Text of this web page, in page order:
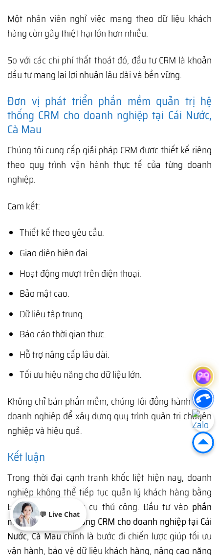
Một nhân viên nghỉ việc mang theo dữ liệu khách
hàng còn gây thiệt hại lớn hơn nhiều.
So với các chi phí thất thoát đó, đầu tư CRM là khoản
đầu tư mang lại lợi nhuận lâu dài và bền vững.
Đơn vị phát triển phần mềm quản trị hệ
thống CRM cho doanh nghiệp tại Cái Nước,
Cà Mau
Chúng tôi cung cấp giải pháp CRM được thiết kế riêng
theo quy trình vận hành thực tế của từng doanh
nghiệp.
Cam kết:
Thiết kế theo yêu cầu.
Giao diện hiện đại.
Hoạt động mượt trên điện thoại.
Bảo mật cao.
Dữ liệu tập trung.
Báo cáo thời gian thực.
Hỗ trợ nâng cấp lâu dài.
Tối ưu hiệu năng cho dữ liệu lớn.
Không chỉ bán phần mềm, chúng tôi đồng hành cùng
doanh nghiệp để xây dựng quy trình quản trị chuyên
nghiệp và hiệu quả.
Kết luận
Trong thời đại cạnh tranh khốc liệt hiện nay, doanh
nghiệp không thể tiếp tục quản lý khách hàng bằng
Excel hay các công cụ thủ công. Đầu tư vào phần
mềm quản trị hệ thống CRM cho doanh nghiệp tại Cái
Nước, Cà Mauchính là bước đi chiến lược giúp tối ưu
vận hành, bảo vệ dữ liệu khách hàng, nâng cao năng
💬 Live Chat